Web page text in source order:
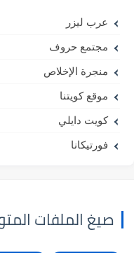
عرب ليزر
مجتمع حروف
منجرة الإخلاص
موقع كويتنا
كويت دايلي
فورتيكانا
صيغ الملفات